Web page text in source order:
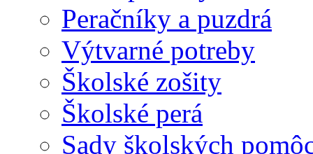
Peračníky a puzdrá
Výtvarné potreby
Školské zošity
Školské perá
Sady školských